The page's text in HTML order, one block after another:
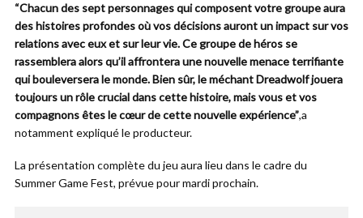
“Chacun des sept personnages qui composent votre groupe aura
des histoires profondes où vos décisions auront un impact sur vos
relations avec eux et sur leur vie. Ce groupe de héros se
rassemblera alors qu’il affrontera une nouvelle menace terrifiante
qui bouleversera le monde. Bien sûr, le méchant Dreadwolf jouera
toujours un rôle crucial dans cette histoire, mais vous et vos
compagnons êtes le cœur de cette nouvelle expérience”,a
notamment expliqué le producteur.
La présentation complète du jeu aura lieu dans le cadre du
Summer Game Fest, prévue pour mardi prochain.